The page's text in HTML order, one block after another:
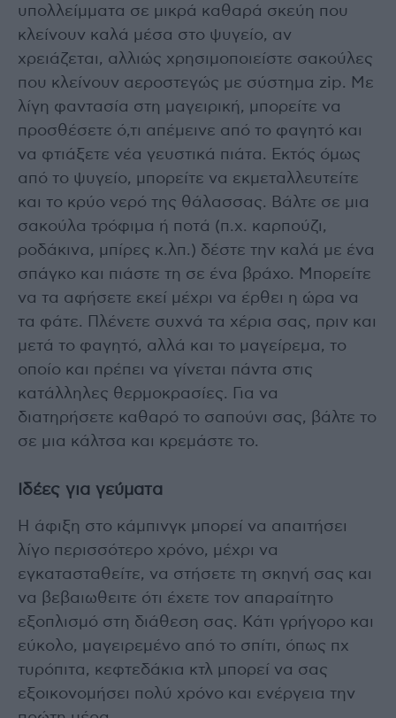
υπολλείμματα σε μικρά καθαρά σκεύη που
κλείνουν καλά μέσα στο ψυγείο, αν
χρειάζεται, αλλιώς χρησιμοποιείστε σακούλες
που κλείνουν αεροστεγώς με σύστημα zip. Με
λίγη φαντασία στη μαγειρική, μπορείτε να
προσθέσετε ό,τι απέμεινε από το φαγητό και
να φτιάξετε νέα γευστικά πιάτα. Εκτός όμως
από το ψυγείο, μπορείτε να εκμεταλλευτείτε
και το κρύο νερό της θάλασσας. Βάλτε σε μια
σακούλα τρόφιμα ή ποτά (π.χ. καρπούζι,
ροδάκινα, μπίρες κ.λπ.) δέστε την καλά με ένα
σπάγκο και πιάστε τη σε ένα βράχο. Μπορείτε
να τα αφήσετε εκεί μέχρι να έρθει η ώρα να
τα φάτε. Πλένετε συχνά τα χέρια σας, πριν και
μετά το φαγητό, αλλά και το μαγείρεμα, το
οποίο και πρέπει να γίνεται πάντα στις
κατάλληλες θερμοκρασίες. Για να
διατηρήσετε καθαρό το σαπούνι σας, βάλτε το
σε μια κάλτσα και κρεμάστε το.
Ιδέες για γεύματα
Η άφιξη στο κάμπινγκ μπορεί να απαιτήσει
λίγο περισσότερο χρόνο, μέχρι να
εγκατασταθείτε, να στήσετε τη σκηνή σας και
να βεβαιωθειτε ότι έχετε τον απαραίτητο
εξοπλισμό στη διάθεση σας. Κάτι γρήγορο και
εύκολο, μαγειρεμένο από το σπίτι, όπως πχ
τυρόπιτα, κεφτεδάκια κτλ μπορεί να σας
εξοικονομήσει πολύ χρόνο και ενέργεια την